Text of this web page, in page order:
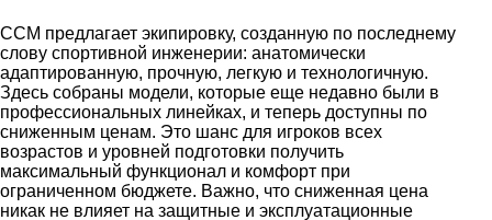
CCM предлагает экипировку, созданную по последнему
слову спортивной инженерии: анатомически
адаптированную, прочную, легкую и технологичную.
Здесь собраны модели, которые еще недавно были в
профессиональных линейках, и теперь доступны по
сниженным ценам. Это шанс для игроков всех
возрастов и уровней подготовки получить
максимальный функционал и комфорт при
ограниченном бюджете. Важно, что сниженная цена
никак не влияет на защитные и эксплуатационные